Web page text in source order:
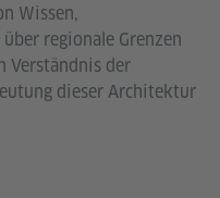
Wissen,
regionale Grenzen
Verständnis der
dieser Architektur